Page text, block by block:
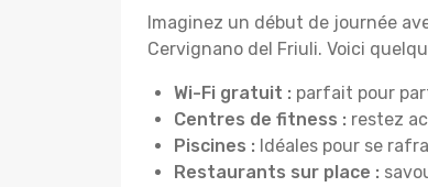
Imaginez un début de journée
Cervignano del Friuli. Voici
Wi-Fi gratuit : parfait pour
Centres de fitness : restez
Piscines : Idéales pour se
Restaurants sur place :